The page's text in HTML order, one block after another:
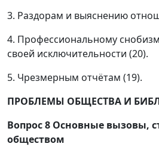
3. Раздорам и выяснению
4. Профессиональному
своей исключительности (20).
5. Чрезмерным отчётам (19).
ПРОБЛЕМЫ ОБЩЕСТВА И
Вопрос 8 Основные вызовы,
обществом